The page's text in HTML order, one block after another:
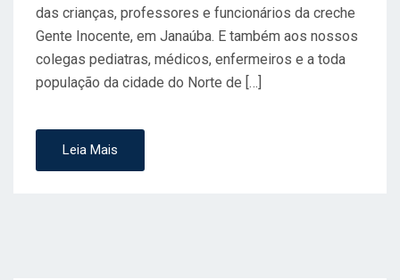
das crianças, professores e funcionários da creche
Gente Inocente, em Janaúba. E também aos nossos
colegas pediatras, médicos, enfermeiros e a toda
população da cidade do Norte de […]
Leia Mais